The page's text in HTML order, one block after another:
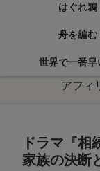
はぐれ鴉
舟を編む
世界で一番早
アフィ
ドラマ『相
家族の決断